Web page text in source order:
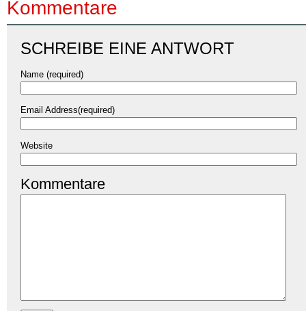
Kommentare
SCHREIBE EINE ANTWORT
Name (required)
Email Address(required)
Website
Kommentare